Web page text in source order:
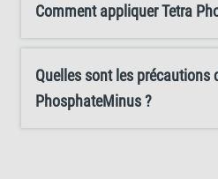
Comment appliquer Tetra
Quelles sont les précautions
PhosphateMinus ?